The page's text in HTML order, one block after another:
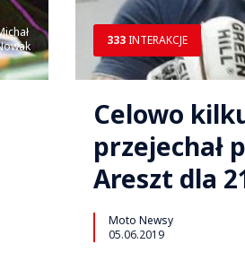
333 INTERAKCJE
Celowo
przejechał
Areszt dla
Moto Newsy
05.06.2019